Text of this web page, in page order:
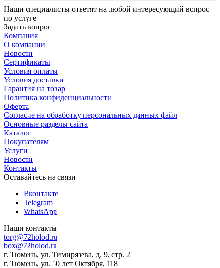
Наши специалисты ответят на любой интересующий вопрос
по услуге
Задать вопрос
Компания
О компании
Новости
Сертификаты
Условия оплаты
Условия доставки
Гарантия на товар
Политика конфиденциальности
Оферта
Согласие на обработку персональных данных файл
Основные разделы сайта
Каталог
Покупателям
Услуги
Новости
Контакты
Оставайтесь на связи
Вконтакте
Telegram
WhatsApp
Наши контакты
torg@72holod.ru
box@72holod.ru
г. Тюмень, ул. Тимирязева, д. 9, стр. 2
г. Тюмень, ул. 50 лет Октября, 118